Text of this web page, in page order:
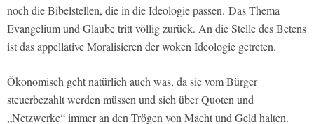
noch die Bibelstellen, die in die Ideologie passen. Das Thema
Evangelium und Glaube tritt völlig zurück. An die Stelle des Betens
ist das appellative Moralisieren der woken Ideologie getreten.
Ökonomisch geht natürlich auch was, da sie vom Bürger
steuerbezahlt werden müssen und sich über Quoten und
„Netzwerke“ immer an den Trögen von Macht und Geld halten.